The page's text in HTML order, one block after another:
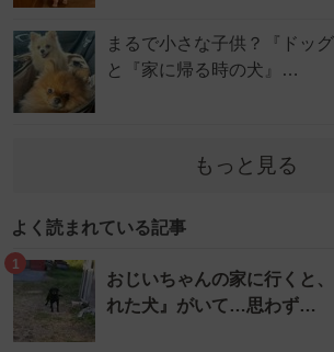
まるで小さな子供？『ドッ
と『家に帰る時の犬』…
もっと見る
よく読まれている記事
1
おじいちゃんの家に行くと
れた犬』がいて…思わず…